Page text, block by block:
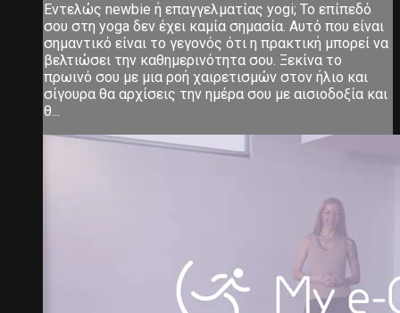
Εντελώς newbie ή επαγγελματίας yogi; Το επίπεδό
σου στη yoga δεν έχει καμία σημασία. Αυτό που είναι
σημαντικό είναι το γεγονός ότι η πρακτική μπορεί να
βελτιώσει την καθημερινότητα σου. Ξεκίνα το
πρωινό σου με μια ροή χαιρετισμών στον ήλιο και
σίγουρα θα αρχίσεις την ημέρα σου με αισιοδοξία και
θ...